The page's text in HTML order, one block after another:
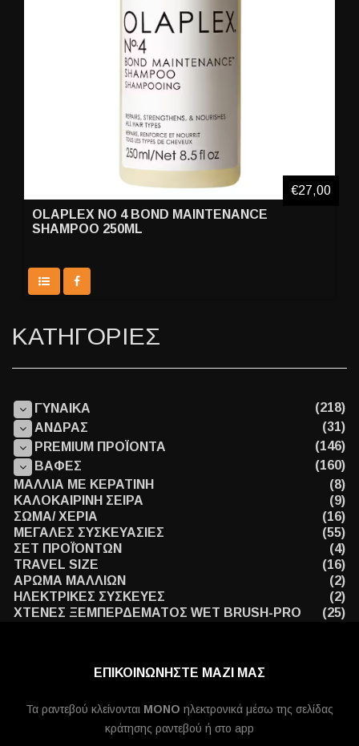
OLAPLEX NO 4 BOND MAINTENANCE
SHAMPOO 250ML
€27,00
ΚΑΤΗΓΟΡΙΕΣ
ΓΥΝΑΙΚΑ
(218)
ΑΝΔΡΑΣ
(31)
PREMIUM ΠΡΟΪΟΝΤΑ
(146)
ΒΑΦΕΣ
(160)
ΜΑΛΛΙΑ ΜΕ ΚΕΡΑΤΙΝΗ
(8)
ΚΑΛΟΚΑΙΡΙΝΗ ΣΕΙΡΑ
(9)
ΣΩΜΑ/ ΧΕΡΙΑ
(16)
ΜΕΓΑΛΕΣ ΣΥΣΚΕΥΑΣΙΕΣ
(55)
ΣΕΤ ΠΡΟΪΌΝΤΩΝ
(4)
TRAVEL SIZE
(16)
ΑΡΩΜΑ ΜΑΛΛΙΩΝ
(2)
ΗΛΕΚΤΡΙΚΕΣ ΣΥΣΚΕΥΕΣ
(2)
ΧΤΕΝΕΣ ΞΕΜΠΕΡΔΕΜΑΤΟΣ WET BRUSH-PRO
(25)
ΕΠΙΚΟΙΝΩΝΗΣΤΕ ΜΑΖΙ ΜΑΣ
Τα ραντεβού κλείνονται MONO ηλεκτρονικά μέσω της σελίδας
κράτησης ραντεβού ή στο app